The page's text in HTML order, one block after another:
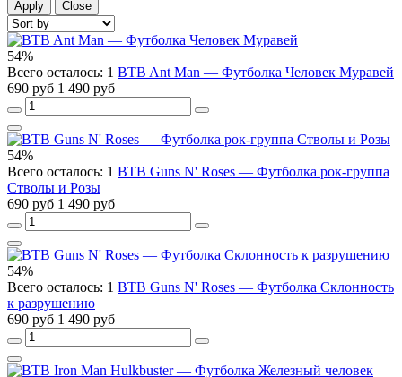
Apply Close
54%
Всего осталось: 1 BTB Ant Man — Футболка Человек Муравей
690 руб 1 490 руб
54%
Всего осталось: 1 BTB Guns N' Roses — Футболка рок-группа
Стволы и Розы
690 руб 1 490 руб
54%
Всего осталось: 1 BTB Guns N' Roses — Футболка Склонность
к разрушению
690 руб 1 490 руб